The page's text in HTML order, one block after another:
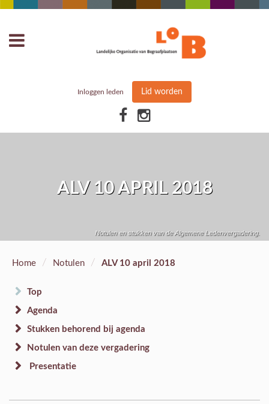
Inloggen leden Lid worden
ALV 10 APRIL 2018
Notulen en stukken van de Algemene Ledenvergadering.
Home / Notulen / ALV 10 april 2018
Top
Agenda
Stukken behorend bij agenda
Notulen van deze vergadering
Presentatie